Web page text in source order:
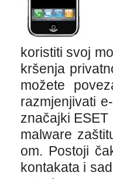
koristiti svoj
kršenja
možete
razmjenjivati
značajki
malware
om. Postoji
kontakata i